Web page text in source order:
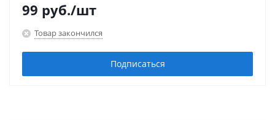
99 руб./шт
Товар закончился
Подписаться